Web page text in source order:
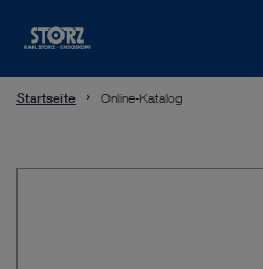
Startseite Online-Katalog